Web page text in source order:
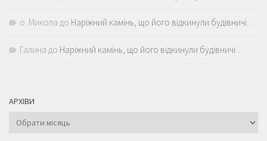
о. Микола до Наріжний камінь, що його відкинули будівничі…
Галина до Наріжний камінь, що його відкинули будівничі…
АРХІВИ
Архіви